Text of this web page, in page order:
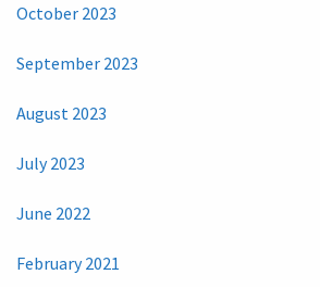
October 2023
September 2023
August 2023
July 2023
June 2022
February 2021